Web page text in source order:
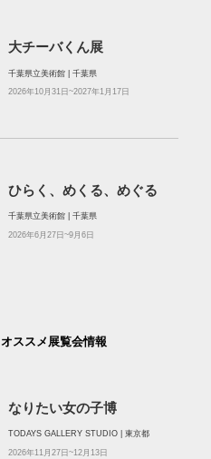
大チーバくん展
千葉県立美術館 | 千葉県
2026年10月31日~2027年1月17日
ひらく、めくる、めぐる
千葉県立美術館 | 千葉県
2026年6月27日~9月6日
オススメ展覧会情報
なりたい女の子博
TODAYS GALLERY STUDIO | 東京都
2026年11月27日~12月13日